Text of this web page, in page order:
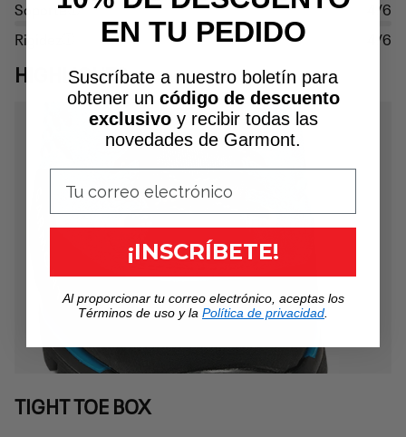
Soporte
4/6
Rigidez
4/6
HIGHLIGHTS
TIGHT TOE BOX
EN TU PEDIDO
Suscríbate a nuestro boletín para
obtener un código de descuento
exclusivoy recibir todas las
novedades de Garmont.
¡INSCRÍBETE!
Al proporcionar tu correo electrónico, aceptas los
Términos de uso y la Política de privacidad